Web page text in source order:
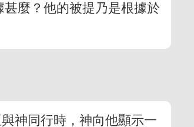
麼？他的被提乃是根據於
神同行時，神向他顯示一